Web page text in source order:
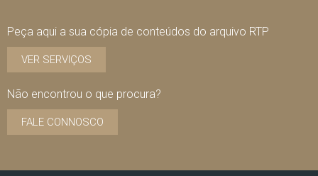
Peça aqui a sua cópia de conteúdos do arquivo RTP
VER SERVIÇOS
Não encontrou o que procura?
FALE CONNOSCO